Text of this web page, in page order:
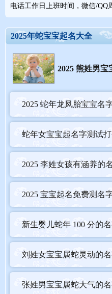
“ang”“ing”“ong” 等韵母的字，
有韵味。同时，要注意避免韵
口。
（四）蛇年女宝宝起名展现女性
电话工作日上班时间，微信/QQ
2025年蛇宝宝起名大全
2025 熊姓男
2025 蛇年龙凤胎宝宝名
蛇年女宝宝起名字测试
2025 李姓女孩有涵养的
2025 宝宝起名免费测名
新生婴儿蛇年 100 分的
刘姓女宝宝属蛇灵动的
张姓男宝宝属蛇大气的